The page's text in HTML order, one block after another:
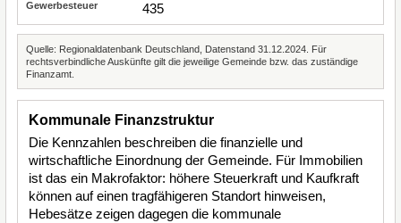
435
Quelle: Regionaldatenbank Deutschland, Datenstand 31.12.2024. Für
rechtsverbindliche Auskünfte gilt die jeweilige Gemeinde bzw. das zuständige
Finanzamt.
Kommunale Finanzstruktur
Die Kennzahlen beschreiben die finanzielle und
wirtschaftliche Einordnung der Gemeinde. Für Immobilien
ist das ein Makrofaktor: höhere Steuerkraft und Kaufkraft
können auf einen tragfähigeren Standort hinweisen,
Hebesätze zeigen dagegen die kommunale